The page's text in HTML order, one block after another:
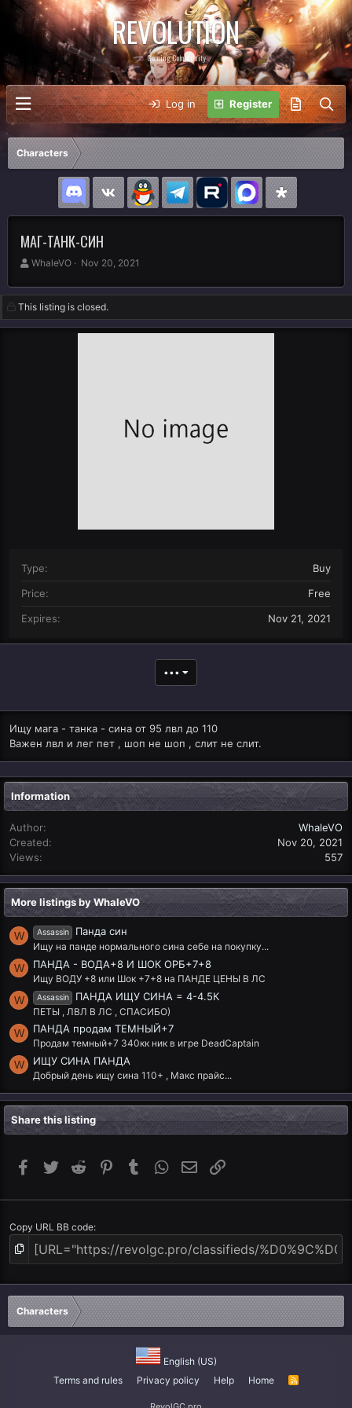
REVOLUTION
Gaming Community
Log in Register
Characters
МАГ-ТАНК-СИН
A
t
h
o
WhaleVO
C
e
a
t
i
Nov 20, 2021
This listing is closed.
Type
Buy
Price
Free
Expires
Nov 21, 2021
•••
Ищу мага - танка - сина от 95 лвл до 110
Важен лвл и лег пет , шоп не шоп , слит не слит.
Information
Author
WhaleVO
Created
Nov 20, 2021
Views
557
More listings by WhaleVO
W Assassin Панда син
Ищу на панде нормального сина себе на покупку...
W ПАНДА - ВОДА+8 И ШОК ОРБ+7+8
Ищу ВОДУ +8 или Шок +7+8 на ПАНДЕ ЦЕНЫ В ЛС
W Assassin ПАНДА ИЩУ СИНА = 4-4.5К
ПЕТЫ , ЛВЛ В ЛС , СПАСИБО)
W ПАНДА продам ТЕМНЫЙ+7
Продам темный+7 340кк ник в игре DeadCaptain
W ИЩУ СИНА ПАНДА
Добрый день ищу сина 110+ , Макс прайс...
Share this listing
Facebook
TwitterReddit PinterestTumblr WhatsApp
Email Link
Copy URL BB code
Characters
English (US)
Terms and rules
Privacy policy Help Home
R